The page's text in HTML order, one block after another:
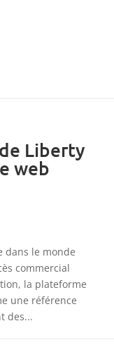
Liberty
web
dans le monde
commercial
la plateforme
une référence
des...